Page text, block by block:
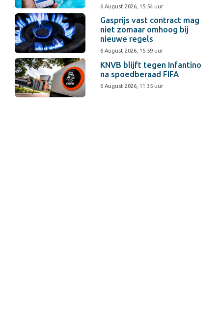
6 August 2026, 15:54 uur
Gasprijs vast contract mag
niet zomaar omhoog bij
nieuwe regels
6 August 2026, 15:59 uur
KNVB blijft tegen Infantino
na spoedberaad FIFA
6 August 2026, 11:35 uur